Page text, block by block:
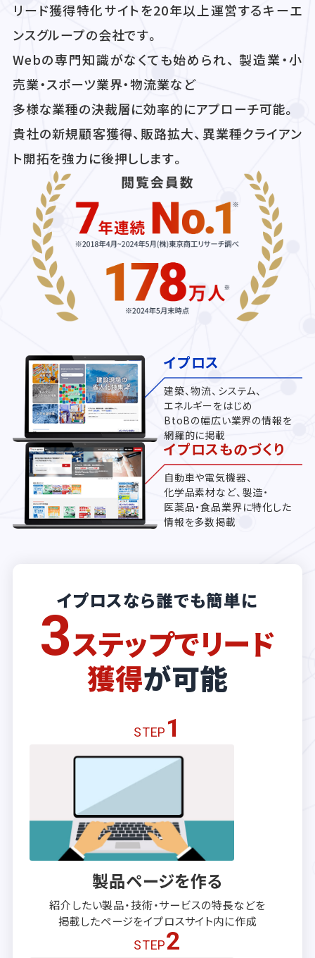
リード獲得特化サイトを20年以上運営するキーエ
ンスグループの会社です。
Webの専門知識がなくても始められ、 製造業・小
売業・スポーツ業界・物流業など
多様な業種の決裁層に効率的にアプローチ可能。
貴社の新規顧客獲得、販路拡大、異業種クライアン
ト開拓を強力に後押しします。
イプロス
建築、物流、システム、
エネルギーをはじめ
BtoBの幅広い業界の情報を
網羅的に掲載
イプロスものづくり
自動車や電気機器、
化学品素材など、製造・
医薬品・食品業界に特化した
情報を多数掲載
イプロスなら誰でも簡単に
3ステップでリード
獲得が可能
STEP 1
製品ページを作る
紹介したい製品・技術・サービスの特長などを
掲載したページをイプロスサイト内に作成
STEP2